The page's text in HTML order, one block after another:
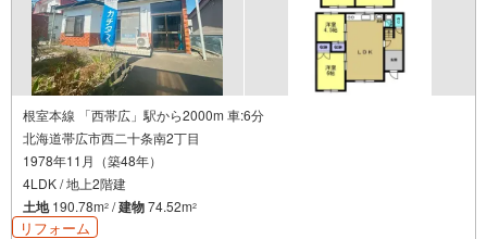
根室本線 「西帯広」駅から2000m 車:6分
北海道帯広市西二十条南2丁目
1978年11月（築48年）
4LDK / 地上2階建
土地190.78m2 /建物74.52m2
リフォーム